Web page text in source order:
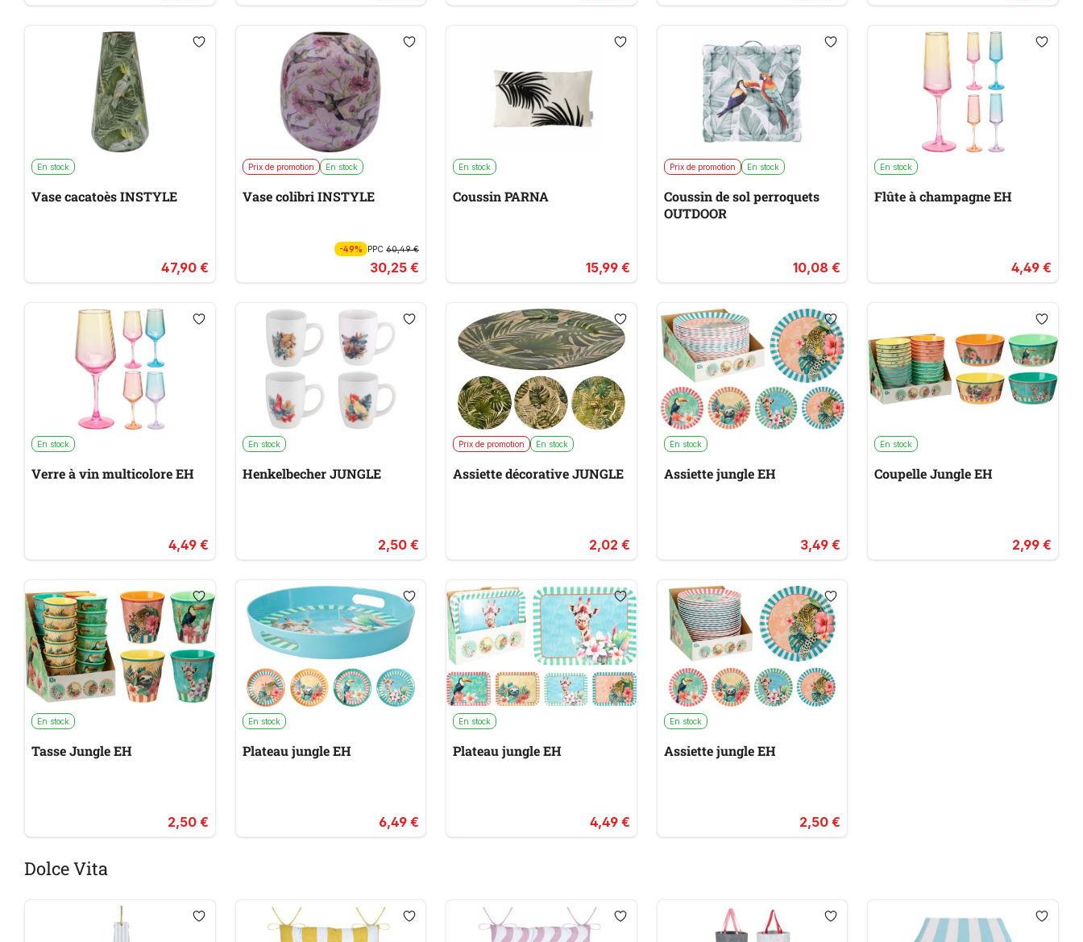
En stock
Vase cacatoès INSTYLE
47,90 €
Prix de promotion En stock
Vase colibri INSTYLE
-49% PPC60,49 €
30,25 €
En stock
Coussin PARNA
15,99 €
Prix de promotion En stock
Coussin de sol perroquets
OUTDOOR
10,08 €
En stock
Flûte à champagne EH
4,49 €
En stock
Verre à vin multicolore EH
4,49 €
En stock
Henkelbecher JUNGLE
2,50 €
Prix de promotion En stock
Assiette décorative JUNGLE
2,02 €
En stock
Assiette jungle EH
3,49 €
En stock
Coupelle Jungle EH
2,99 €
En stock
Tasse Jungle EH
2,50 €
En stock
Plateau jungle EH
6,49 €
En stock
Plateau jungle EH
4,49 €
En stock
Assiette jungle EH
2,50 €
Dolce Vita